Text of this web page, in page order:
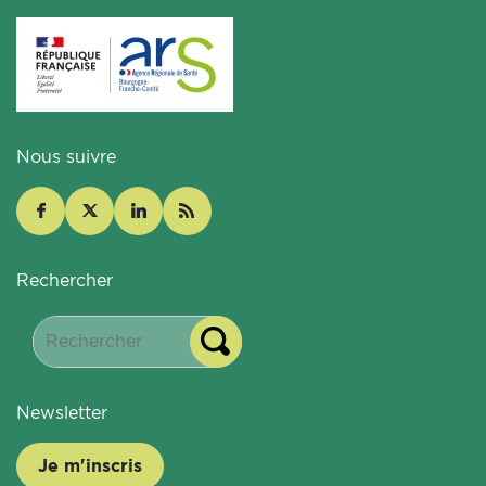
Nous suivre
Rechercher
Newsletter
Je m'inscris